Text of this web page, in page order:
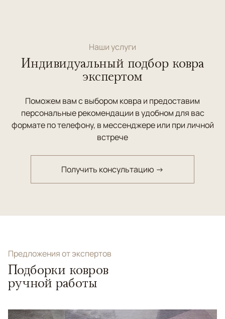
Наши услуги
Индивидуальный подбор ковра
экспертом
Поможем вам с выбором ковра и предоставим
персональные рекомендации в удобном для вас
формате по телефону, в мессенджере или при личной
встрече
Получить консультацию →
Предложения от экспертов
Подборки ковров
ручной работы